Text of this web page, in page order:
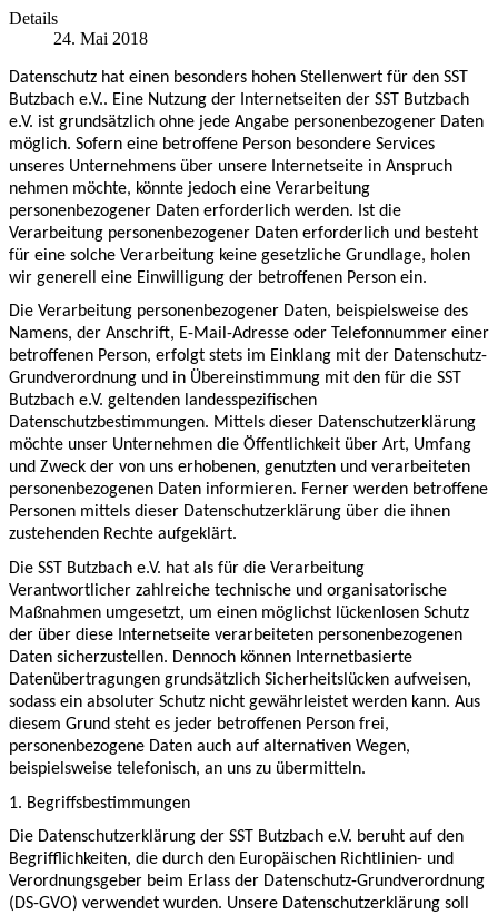
Details
24. Mai 2018
Datenschutz hat einen besonders hohen Stellenwert für den SST
Butzbach e.V.. Eine Nutzung der Internetseiten der SST Butzbach
e.V. ist grundsätzlich ohne jede Angabe personenbezogener Daten
möglich. Sofern eine betroffene Person besondere Services
unseres Unternehmens über unsere Internetseite in Anspruch
nehmen möchte, könnte jedoch eine Verarbeitung
personenbezogener Daten erforderlich werden. Ist die
Verarbeitung personenbezogener Daten erforderlich und besteht
für eine solche Verarbeitung keine gesetzliche Grundlage, holen
wir generell eine Einwilligung der betroffenen Person ein.
Die Verarbeitung personenbezogener Daten, beispielsweise des
Namens, der Anschrift, E-Mail-Adresse oder Telefonnummer einer
betroffenen Person, erfolgt stets im Einklang mit der Datenschutz-
Grundverordnung und in Übereinstimmung mit den für die SST
Butzbach e.V. geltenden landesspezifischen
Datenschutzbestimmungen. Mittels dieser Datenschutzerklärung
möchte unser Unternehmen die Öffentlichkeit über Art, Umfang
und Zweck der von uns erhobenen, genutzten und verarbeiteten
personenbezogenen Daten informieren. Ferner werden betroffene
Personen mittels dieser Datenschutzerklärung über die ihnen
zustehenden Rechte aufgeklärt.
Die SST Butzbach e.V. hat als für die Verarbeitung
Verantwortlicher zahlreiche technische und organisatorische
Maßnahmen umgesetzt, um einen möglichst lückenlosen Schutz
der über diese Internetseite verarbeiteten personenbezogenen
Daten sicherzustellen. Dennoch können Internetbasierte
Datenübertragungen grundsätzlich Sicherheitslücken aufweisen,
sodass ein absoluter Schutz nicht gewährleistet werden kann. Aus
diesem Grund steht es jeder betroffenen Person frei,
personenbezogene Daten auch auf alternativen Wegen,
beispielsweise telefonisch, an uns zu übermitteln.
1. Begriffsbestimmungen
Die Datenschutzerklärung der SST Butzbach e.V. beruht auf den
Begrifflichkeiten, die durch den Europäischen Richtlinien- und
Verordnungsgeber beim Erlass der Datenschutz-Grundverordnung
(DS-GVO) verwendet wurden. Unsere Datenschutzerklärung soll